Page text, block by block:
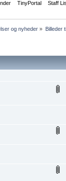
TinyPortal Staff
og nyheder » Billeder